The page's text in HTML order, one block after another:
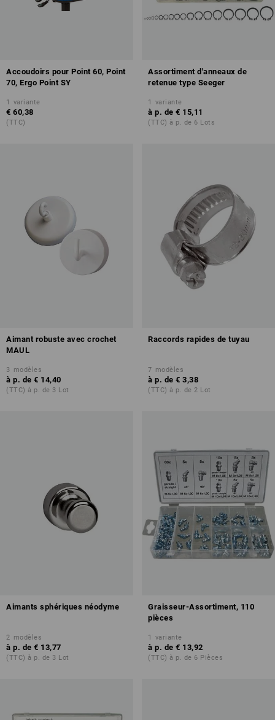
Accoudoirs pour Point 60, Point
70, Ergo Point SY
1 variante
€ 60,38
(TTC)
Assortiment d'anneaux de
retenue type Seeger
1 variante
à p. de € 15,11
(TTC) à p. de 6 Lots
Aimant robuste avec crochet
MAUL
3 modèles
à p. de € 14,40
(TTC) à p. de 3 Lot
Raccords rapides de tuyau
7 modèles
à p. de € 3,38
(TTC) à p. de 2 Lot
Aimants sphériques néodyme
2 modèles
à p. de € 13,77
(TTC) à p. de 3 Lot
Graisseur-Assortiment, 110
pièces
1 variante
à p. de € 13,92
(TTC) à p. de 6 Pièces